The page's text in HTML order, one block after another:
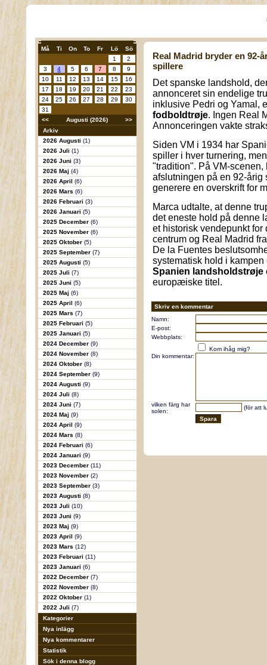
Må Ti On To Fr Lö
Sö
1
2
3
4 5 6 7 8
9
10
11 12 13 14 15
16
17
18 19 20 21 22
23
24
25 26 27 28 29
30
31
<<
Augusti (2026)
>>
Arkiv
2026 Augusti (1)
2026 Juli (1)
2026 Juni (3)
2026 Maj (4)
2026 April (6)
2026 Mars (6)
2026 Februari (3)
2026 Januari (5)
2025 December (6)
2025 November (6)
2025 Oktober (5)
2025 September (7)
2025 Augusti (5)
2025 Juli (7)
2025 Juni (5)
2025 Maj (6)
2025 April (6)
2025 Mars (7)
2025 Februari (5)
2025 Januari (5)
2024 December (9)
2024 November (8)
2024 Oktober (8)
2024 September (9)
2024 Augusti (9)
2024 Juli (8)
2024 Juni (7)
2024 Maj (9)
2024 April (9)
2024 Mars (8)
2024 Februari (6)
2024 Januari (9)
2023 December (11)
2023 November (2)
2023 September (3)
2023 Augusti (8)
2023 Juli (10)
2023 Juni (9)
2023 Maj (9)
2023 April (9)
2023 Mars (12)
2023 Februari (11)
2023 Januari (6)
2022 December (7)
2022 November (8)
2022 Oktober (1)
2022 Juli (7)
Kategorier
Nya inlägg
Nya kommentarer
Statistik
Sök i denna blogg
Real Madrid bryder en 92-
spillere
Det spanske landshold,
annonceret sin endelige
inklusive Pedri og Yamal,
fodboldtrøje. Ingen Real
Annonceringen vakte
Siden VM i 1934 har
spiller i hver turnering,
"tradition". På VM-
afslutningen på en 92-årig
generere en overskrift for
Marca udtalte, at denne
det eneste hold på denne
et historisk vendepunkt
centrum og Real Madrid
De la Fuentes
systematisk hold i
Spanien landsholdstrøje
europæiske titel.
Skriv en kommentar
Namn:
E-post:
Webbplats:
Kom ihåg mig?
Din kommentar:
vilken färg har
solen:
(för att